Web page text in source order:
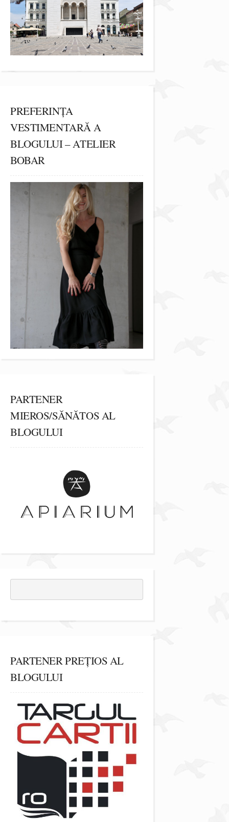
PREFERINȚA
VESTIMENTARĂ A
BLOGULUI – ATELIER
BOBAR
PARTENER
MIEROS/SĂNĂTOS AL
BLOGULUI
PARTENER PREȚIOS AL
BLOGULUI